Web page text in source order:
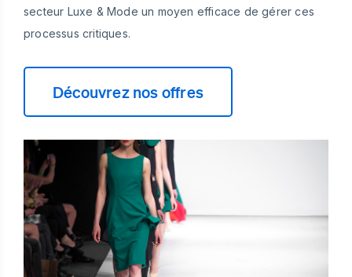
secteur Luxe & Mode un moyen efficace de gérer ces
processus critiques.
Découvrez nos offres